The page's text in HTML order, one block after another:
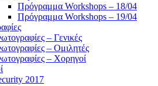
Πρόγραμμα Workshops – 18/04
Πρόγραμμα Workshops – 19/04
– Γενικές
– Ομιλητές
– Χορηγοί
2017